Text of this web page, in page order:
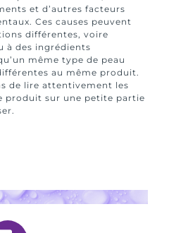
et d’autres facteurs
Ces causes peuvent
différentes, voire
à des ingrédients
même type de peau
au même produit.
de lire attentivement les
produit sur une petite partie